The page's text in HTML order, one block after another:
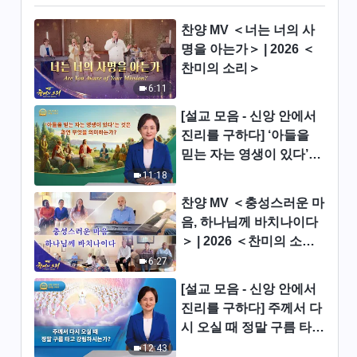
27:29
26:20
그리스도인의 체험 간증 ＜투서
에 대한 고민과 갈등＞(자막판)
27:49
그리스도인의 체험 간증 ＜마침
내 본분을 이행하는 법을 깨닫다
＞
26:09
그리스도인의 체험 간증 ＜교만
했던 나의 변화＞(자막판)
29:22
그리스도인의 체험 간증 ＜질투
를 해결하는 방법＞
6:11
찬양 MV ＜너는 너의 사
명을 아는가＞ | 2026 ＜
찬미의 소리＞
11:18
[설교 모음 - 신앙 안에서
진리를 구하다] ‘아들을
믿는 자는 영생이 있다’는
6:27
찬양 MV ＜충성스러운 마
음, 하나님께 바치나이다
＞ | 2026 ＜찬미의 소리
12:43
[설교 모음 - 신앙 안에서
진리를 구하다] 주께서 다
시 오실 때 정말 구름 타고